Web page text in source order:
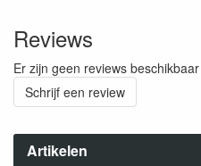
Artikelen
Reviews
Er zijn geen reviews
Schrijf een review